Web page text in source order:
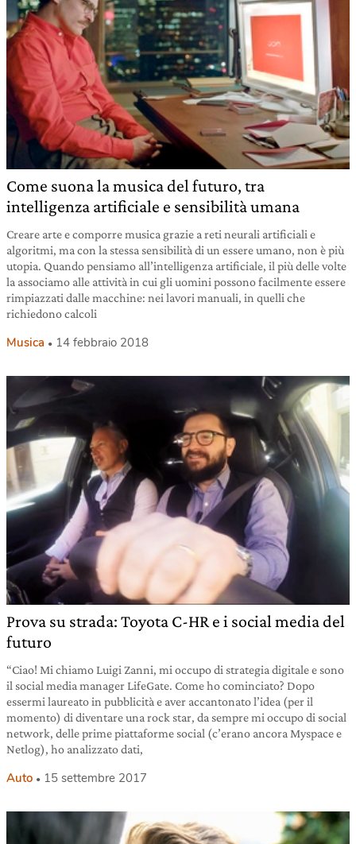
Come suona la musica del futuro, tra
intelligenza artificiale e sensibilità umana
Creare arte e comporre musica grazie a reti neurali artificiali e
algoritmi, ma con la stessa sensibilità di un essere umano, non è più
utopia. Quando pensiamo all’intelligenza artificiale, il più delle volte
la associamo alle attività in cui gli uomini possono facilmente essere
rimpiazzati dalle macchine: nei lavori manuali, in quelli che
richiedono calcoli
Musica 14 febbraio 2018
Prova su strada: Toyota C-HR e i social media del
futuro
“Ciao! Mi chiamo Luigi Zanni, mi occupo di strategia digitale e sono
il social media manager LifeGate. Come ho cominciato? Dopo
essermi laureato in pubblicità e aver accantonato l’idea (per il
momento) di diventare una rock star, da sempre mi occupo di social
network, delle prime piattaforme social (c’erano ancora Myspace e
Netlog), ho analizzato dati,
Auto 15 settembre 2017